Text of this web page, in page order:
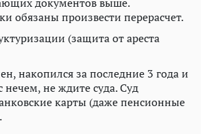
документов выше.
обязаны произвести перерасчет.
(защита от ареста
накопился за последние 3 года и
нечем, не ждите суда. Суд
карты (даже пенсионные